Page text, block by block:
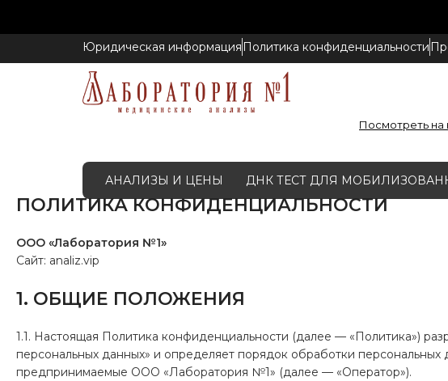
Юридическая информация Политика конфиденциальности
Посмотреть на
АНАЛИЗЫ И ЦЕНЫ ДНК ТЕСТ ДЛЯ
ПОЛИТИКА КОНФИДЕНЦИАЛЬНОСТИ
ООО «Лаборатория №1»
Сайт: analiz.vip
1. ОБЩИЕ ПОЛОЖЕНИЯ
1.1. Настоящая Политика конфиденциальности (далее — «Политика»)
персональных данных» и определяет порядок обработки
предпринимаемые ООО «Лаборатория №1» (далее — «Оператор»).